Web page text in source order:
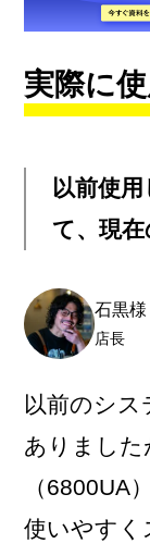
実際に
以前使
て、現
石黒様
店長
以前のシス
ありました
（6800UA
使いやすく